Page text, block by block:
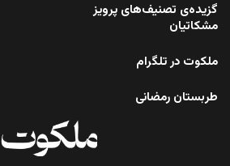
گزیده‌ی تصنیف‌های پرویز
مشکاتیان
ملکوت در تلگرام
طربستان رمضانی